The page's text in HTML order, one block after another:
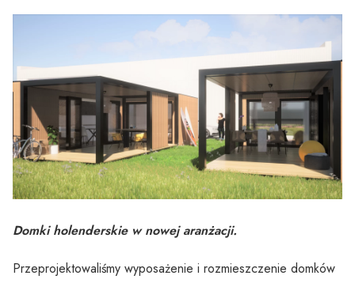
Domki holenderskie w nowej aranżacji.
Przeprojektowaliśmy wyposażenie i rozmieszczenie domków